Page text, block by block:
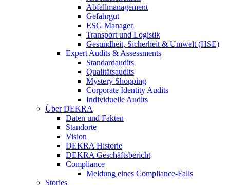
Abfallmanagement
Gefahrgut
ESG Manager
Transport und Logistik
Gesundheit, Sicherheit & Umwelt (HSE)
Expert Audits & Assessments
Standardaudits
Qualitätsaudits
Mystery Shopping
Corporate Identity Audits
Individuelle Audits
Über DEKRA
Daten und Fakten
Standorte
Vision
DEKRA Historie
DEKRA Geschäftsbericht
Compliance
Meldung eines Compliance-Falls
Stories